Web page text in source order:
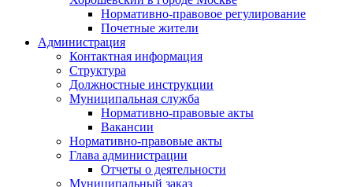
Нормативно-правовое регулирование
Почетные жители
Администрация
Контактная информация
Структура
Должностные инструкции
Муниципальная служба
Нормативно-правовые акты
Вакансии
Нормативно-правовые акты
Глава администрации
Отчеты о деятельности
Муниципальный заказ